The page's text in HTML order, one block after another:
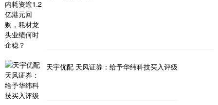
天宇优配 天风证券：给予华纬科技买入评级